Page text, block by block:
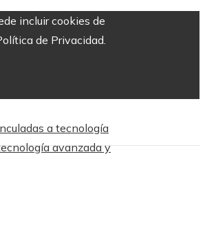
incluir cookies de
de Privacidad.
a tecnología
avanzada y